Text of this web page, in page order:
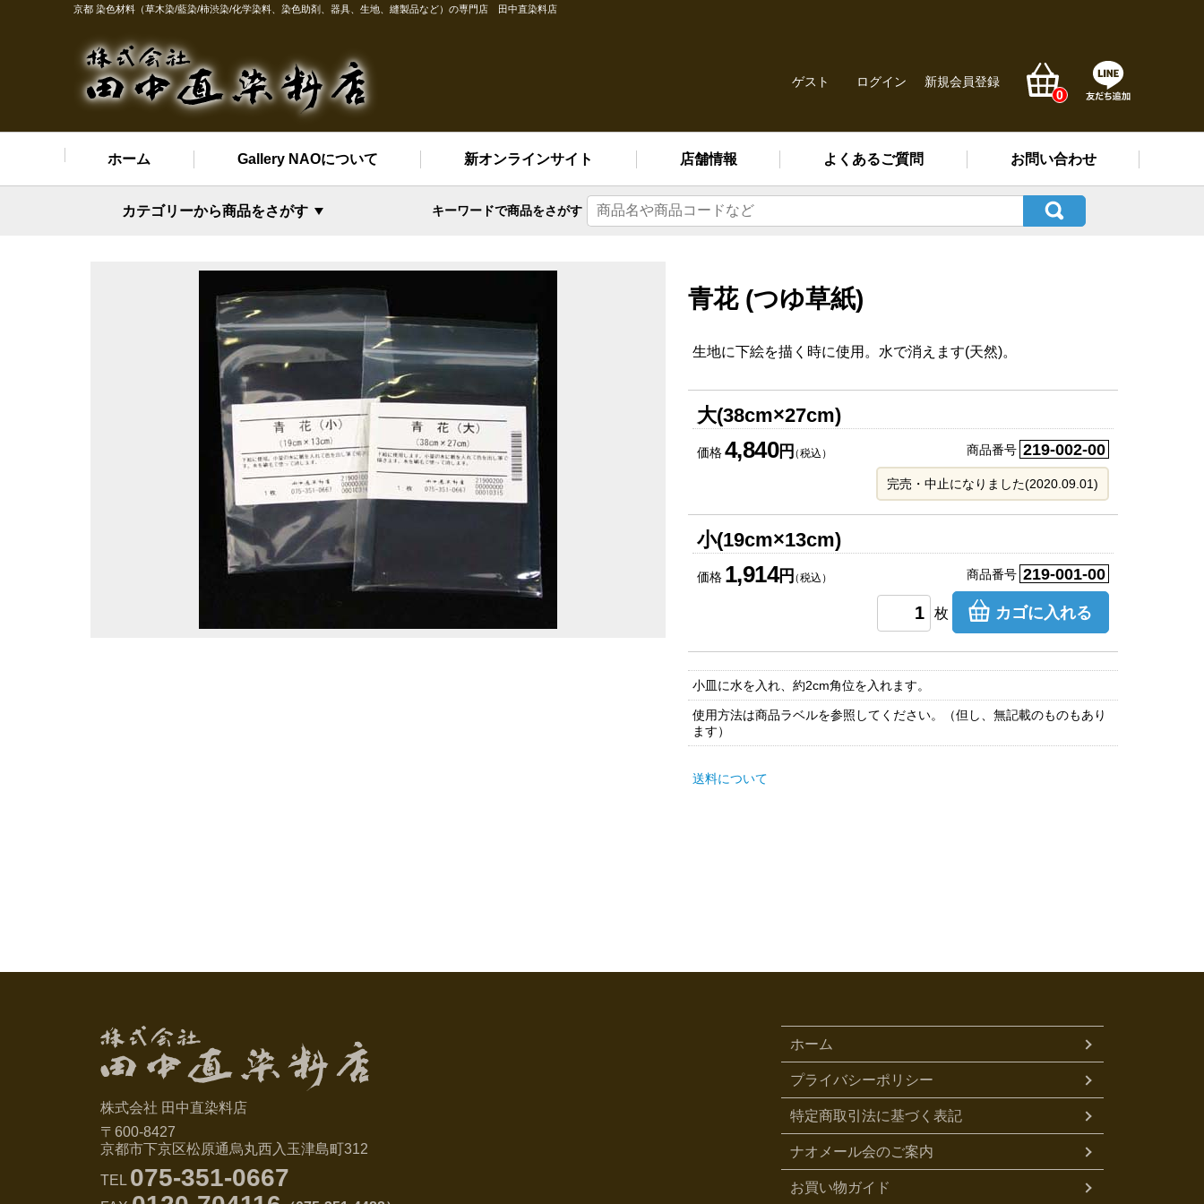
京都 染色材料（草木染/藍染/柿渋染/化学染料、染色助剤、器具、生地、縫製品など）の専門店 田中直染料店
ゲスト ログイン
新規会員登録
0
ホーム Gallery NAOについて 新オンラインサイト 店舗情報 よくあるご質問 お問い合わせ
キーワードで商品をさがす
カテゴリーから商品をさがす
青花 (つゆ草紙)
生地に下絵を描く時に使用。水で消えます(天然)。
大(38cm×27cm)
価格4,840円（税込） 商品番号 219-002-00
完売・中止になりました(2020.09.01)
小(19cm×13cm)
価格 1,914円（税込） 商品番号 219-001-00
枚 カゴに入れる
小皿に水を入れ、約2cm角位を入れます。
使用方法は商品ラベルを参照してください。（但し、無記載のものもあり
ます）
送料について
ホーム
プライバシーポリシー
特定商取引法に基づく表記
ナオメール会のご案内
お買い物ガイド
株式会社 田中直染料店
〒600-8427
京都市下京区松原通烏丸西入玉津島町312
TEL 075-351-0667